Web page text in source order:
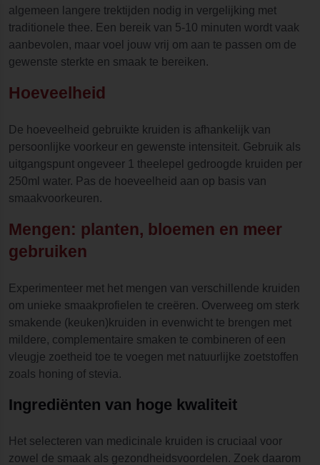
algemeen langere trektijden nodig in vergelijking met
traditionele thee. Een bereik van 5-10 minuten wordt vaak
aanbevolen, maar voel jouw vrij om aan te passen om de
gewenste sterkte en smaak te bereiken.
Hoeveelheid
De hoeveelheid gebruikte kruiden is afhankelijk van
persoonlijke voorkeur en gewenste intensiteit. Gebruik als
uitgangspunt ongeveer 1 theelepel gedroogde kruiden per
250ml water. Pas de hoeveelheid aan op basis van
smaakvoorkeuren.
Mengen: planten, bloemen en meer
gebruiken
Experimenteer met het mengen van verschillende kruiden
om unieke smaakprofielen te creëren. Overweeg om sterk
smakende (keuken)kruiden in evenwicht te brengen met
mildere, complementaire smaken te combineren of een
vleugje zoetheid toe te voegen met natuurlijke zoetstoffen
zoals honing of stevia.
Ingrediënten van hoge kwaliteit
Het selecteren van medicinale kruiden is cruciaal voor
zowel de smaak als gezondheidsvoordelen. Zoek daarom